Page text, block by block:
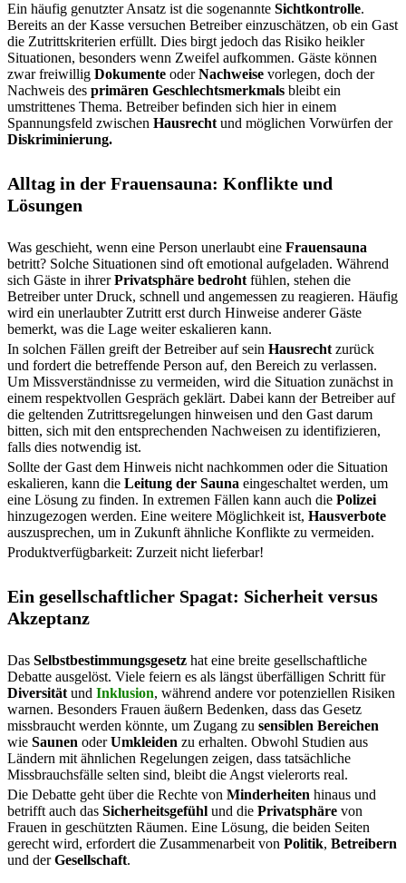
Ein häufig genutzter Ansatz ist die sogenannte Sichtkontrolle.
Bereits an der Kasse versuchen Betreiber einzuschätzen, ob ein Gast
die Zutrittskriterien erfüllt. Dies birgt jedoch das Risiko heikler
Situationen, besonders wenn Zweifel aufkommen. Gäste können
zwar freiwillig Dokumente oderNachweise vorlegen, doch der
Nachweis des primären Geschlechtsmerkmals bleibt ein
umstrittenes Thema. Betreiber befinden sich hier in einem
Spannungsfeld zwischen Hausrecht und möglichen Vorwürfen der
Diskriminierung.
Alltag in der Frauensauna: Konflikte und
Lösungen
Was geschieht, wenn eine Person unerlaubt eine Frauensauna
betritt? Solche Situationen sind oft emotional aufgeladen. Während
sich Gäste in ihrerPrivatsphäre bedroht fühlen, stehen die
Betreiber unter Druck, schnell und angemessen zu reagieren. Häufig
wird ein unerlaubter Zutritt erst durch Hinweise anderer Gäste
bemerkt, was die Lage weiter eskalieren kann.
In solchen Fällen greift der Betreiber auf sein Hausrecht zurück
und fordert die betreffende Person auf, den Bereich zu verlassen.
Um Missverständnisse zu vermeiden, wird die Situation zunächst in
einem respektvollen Gespräch geklärt. Dabei kann der Betreiber auf
die geltenden Zutrittsregelungen hinweisen und den Gast darum
bitten, sich mit den entsprechenden Nachweisen zu identifizieren,
falls dies notwendig ist.
Sollte der Gast dem Hinweis nicht nachkommen oder die Situation
eskalieren, kann die Leitung der Sauna eingeschaltet werden, um
eine Lösung zu finden. In extremen Fällen kann auch die Polizei
hinzugezogen werden. Eine weitere Möglichkeit ist, Hausverbote
auszusprechen, um in Zukunft ähnliche Konflikte zu vermeiden.
Produktverfügbarkeit: Zurzeit nicht lieferbar!
Ein gesellschaftlicher Spagat: Sicherheit versus
Akzeptanz
Das Selbstbestimmungsgesetz hat eine breite gesellschaftliche
Debatte ausgelöst. Viele feiern es als längst überfälligen Schritt für
Diversität und Inklusion, während andere vor potenziellen Risiken
warnen. Besonders Frauen äußern Bedenken, dass das Gesetz
missbraucht werden könnte, um Zugang zu sensiblen Bereichen
wie Saunen oderUmkleiden zu erhalten. Obwohl Studien aus
Ländern mit ähnlichen Regelungen zeigen, dass tatsächliche
Missbrauchsfälle selten sind, bleibt die Angst vielerorts real.
Die Debatte geht über die Rechte von Minderheiten hinaus und
betrifft auch das Sicherheitsgefühl und die Privatsphäre von
Frauen in geschützten Räumen. Eine Lösung, die beiden Seiten
gerecht wird, erfordert die Zusammenarbeit von Politik, Betreibern
und derGesellschaft.